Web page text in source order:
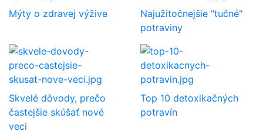
Mýty o zdravej výžive
Najužitočnejšie "tučné"
potraviny
Skvelé dôvody, prečo
častejšie skúšať nové
veci
Top 10 detoxikačných
potravín